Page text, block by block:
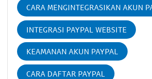
CARA MENGINTEGRASIKAN AKUN
INTEGRASI PAYPAL WEBSITE
KEAMANAN AKUN PAYPAL
CARA DAFTAR PAYPAL